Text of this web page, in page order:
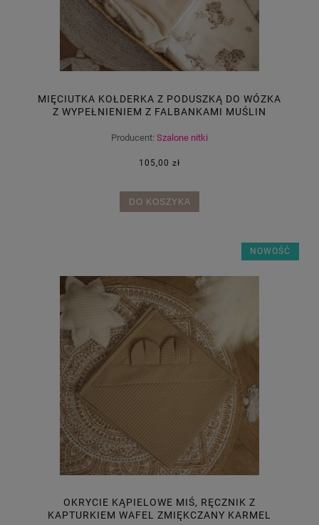
MIĘCIUTKA KOŁDERKA Z PODUSZKĄ DO WÓZKA
Z WYPEŁNIENIEM Z FALBANKAMI MUŚLIN
Producent: Szalone nitki
105,00 zł
DO KOSZYKA
OKRYCIE KĄPIELOWE MIŚ, RĘCZNIK Z
KAPTURKIEM WAFEL ZMIĘKCZANY KARMEL
NOWOŚĆ